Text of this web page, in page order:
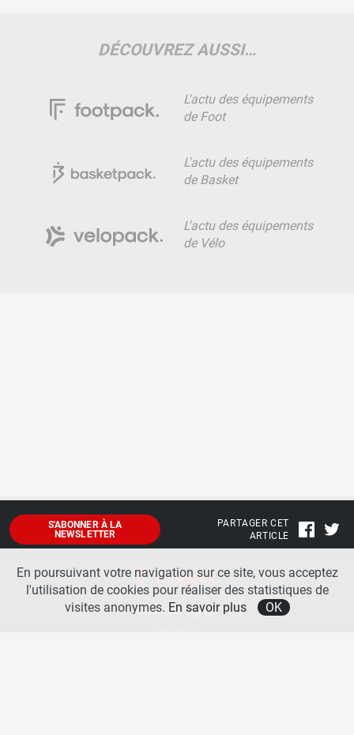
DÉCOUVREZ AUSSI…
L'actu des équipements
de Foot
L'actu des équipements
de Basket
L'actu des équipements
de Vélo
S'ABONNER À LA
NEWSLETTER
PARTAGER CET
ARTICLE
Mentions légales
En poursuivant votre navigation sur ce site, vous acceptez
l'utilisation de cookies pour réaliser des statistiques de
visites anonymes. En savoir plus OK